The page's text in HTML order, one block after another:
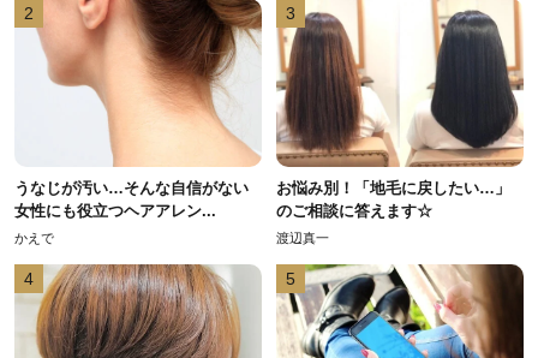
2
うなじが汚い…そんな自信がない
女性にも役立つヘアアレン...
かえで
3
お悩み別！「地毛に戻したい…」
のご相談に答えます☆
渡辺真一
4 5